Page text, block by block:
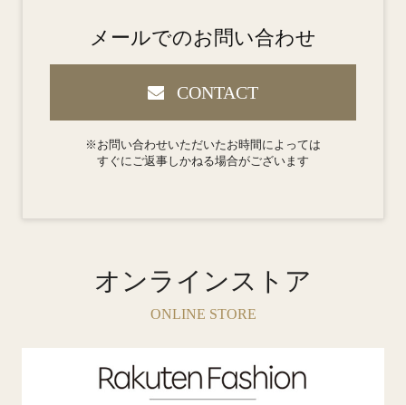
メールでのお問い合わせ
CONTACT
※お問い合わせいただいたお時間によっては
すぐにご返事しかねる場合がございます
オンラインストア
ONLINE STORE